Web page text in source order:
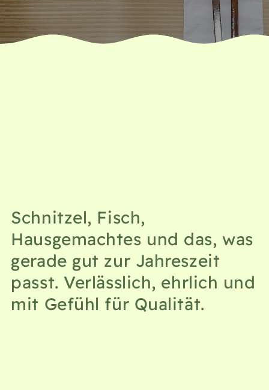
Schnitzel, Fisch,
Hausgemachtes und das, was
gerade gut zur Jahreszeit
passt. Verlässlich, ehrlich und
mit Gefühl für Qualität.